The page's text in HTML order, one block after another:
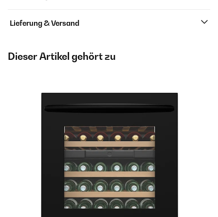
Lieferung & Versand
Dieser Artikel gehört zu